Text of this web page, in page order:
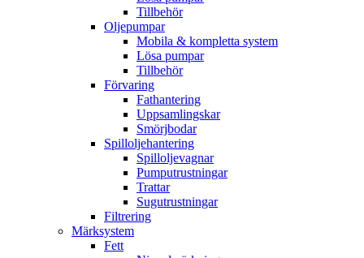
Tillbehör
Oljepumpar
Mobila & kompletta system
Lösa pumpar
Tillbehör
Förvaring
Fathantering
Uppsamlingskar
Smörjbodar
Spilloljehantering
Spilloljevagnar
Pumputrustningar
Trattar
Sugutrustningar
Filtrering
Märksystem
Fett